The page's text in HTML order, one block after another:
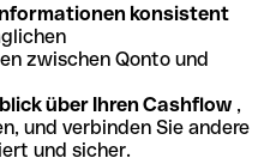
konsistent
zwischen Qonto und
über Ihren Cashflow ,
und verbinden Sie andere
und sicher.